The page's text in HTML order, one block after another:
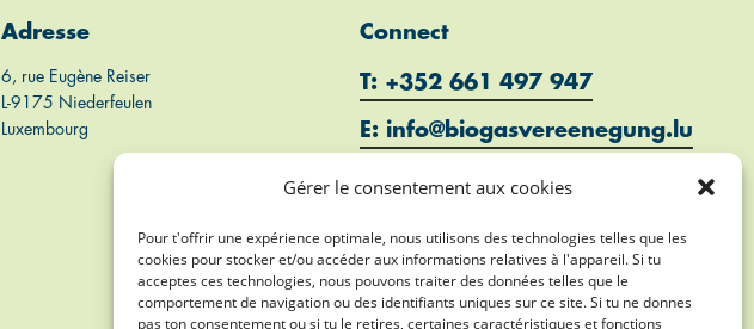
Gérer le consentement aux cookies
Pour t'offrir une expérience optimale, nous utilisons des technologies telles que les
cookies pour stocker et/ou accéder aux informations relatives à l'appareil. Si tu
acceptes ces technologies, nous pouvons traiter des données telles que le
comportement de navigation ou des identifiants uniques sur ce site. Si tu ne donnes
pas ton consentement ou si tu le retires, certaines caractéristiques et fonctions
Adresse
6, rue Eugène Reiser
L-9175 Niederfeulen
Luxembourg
Connect
T: +352 661 497 947
E: info@biogasvereenegung.lu